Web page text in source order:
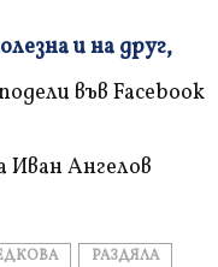
и на друг,
Ангелов
РАЗДЯЛА